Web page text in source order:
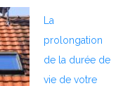
La
prolongation
de la durée de
vie de votre